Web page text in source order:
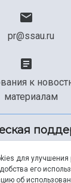
pr@ssau.ru
к
материалам
(846) 267-49-99
для улучшения
его
об